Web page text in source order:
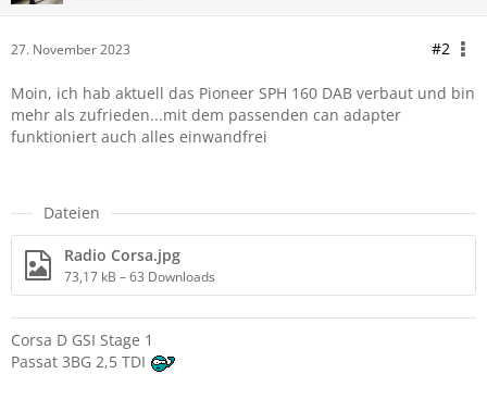
27. November 2023 #2
Moin, ich hab aktuell das Pioneer SPH 160 DAB verbaut und bin
mehr als zufrieden...mit dem passenden can adapter
funktioniert auch alles einwandfrei
Dateien
Radio Corsa.jpg
73,17 kB – 63 Downloads
Corsa D GSI Stage 1
Passat 3BG 2,5 TDI